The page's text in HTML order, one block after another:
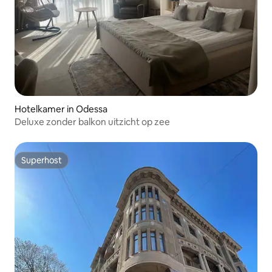
Hotelkamer in Odessa
Deluxe zonder balkon uitzicht op zee
Superhost
Superhost